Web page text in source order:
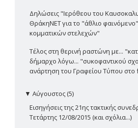
Δηλώσεις "Ιερόθεου του
ΘράκηΝΕΤ για το "άθλιο
κομματικών στελεχών"
Τέλος στη θερινή ραστώνη με...
δήμαρχο λόγω... "συκοφαντικού
ανάρτηση του Γραφείου Τύπου
▼ Αύγουστος (5)
Εισηγήσεις της 21ης τακτικής
Τετάρτης 12/08/2015 (και σχόλια...)